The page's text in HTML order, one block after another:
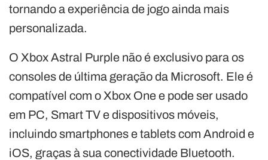
tornando a experiência de jogo ainda mais
personalizada.
O Xbox Astral Purple não é exclusivo para os
consoles de última geração da Microsoft. Ele é
compatível com o Xbox One e pode ser usado
em PC, Smart TV e dispositivos móveis,
incluindo smartphones e tablets com Android e
iOS, graças à sua conectividade Bluetooth.